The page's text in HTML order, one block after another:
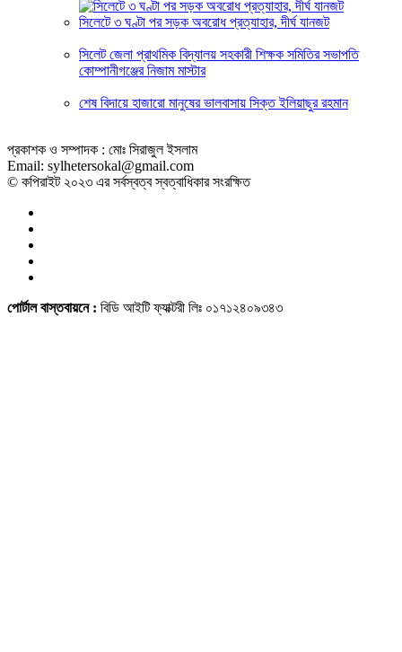
সিলেটে ৩ ঘণ্টা পর সড়ক অবরোধ প্রত্যাহার, দীর্ঘ যানজট
সিলেট জেলা প্রাথমিক বিদ্যালয় সহকারী শিক্ষক সমিতির সভাপতি
কোম্পানীগঞ্জের নিজাম মাস্টার
শেষ বিদায়ে হাজারো মানুষের ভালবাসায় সিক্ত ইলিয়াছুর রহমান
প্রকাশক ও সম্পাদক : মোঃ সিরাজুল ইসলাম
Email: sylhetersokal@gmail.com
© কপিরাইট ২০২৩ এর সর্বস্বত্ব স্বত্বাধিকার সংরক্ষিত
পোর্টাল বাস্তবায়নে : বিডি আইটি ফ্যাক্টরী লিঃ ০১৭১২৪০৯৩৪৩